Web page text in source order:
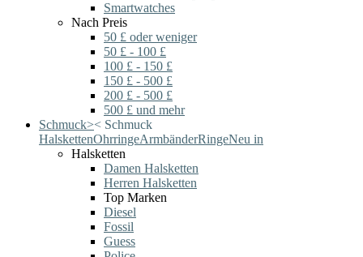
Smartwatches
Nach Preis
50 £ oder weniger
50 £ - 100 £
100 £ - 150 £
150 £ - 500 £
200 £ - 500 £
500 £ und mehr
Schmuck>< Schmuck
HalskettenOhrringeArmbänderRingeNeu in
Halsketten
Damen Halsketten
Herren Halsketten
Top Marken
Diesel
Fossil
Guess